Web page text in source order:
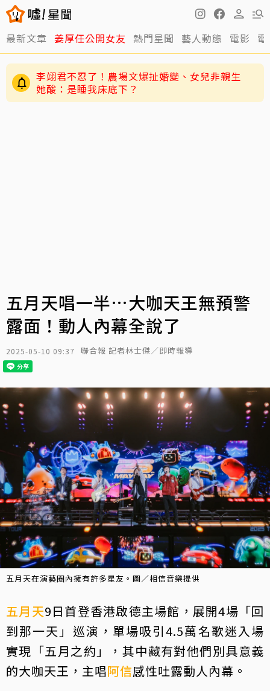
最新文章 姜厚任公開女友 熱門星聞 藝人動態 電影
李翊君不忍了！農場文爆扯婚變、女兒非親生
她酸：是睡我床底下？
五月天唱一半…大咖天王無預警
露面！動人內幕全說了
2025-05-10 09:37 聯合報 記者林士傑／即時報導
五月天在演藝圈內擁有許多星友。圖／相信音樂提供
五月天9日首登香港啟德主場館，展開4場「回
到那一天」巡演，單場吸引4.5萬名歌迷入場
實現「五月之約」，其中藏有對他們別具意義
的大咖天王，主唱阿信感性吐露動人內幕。